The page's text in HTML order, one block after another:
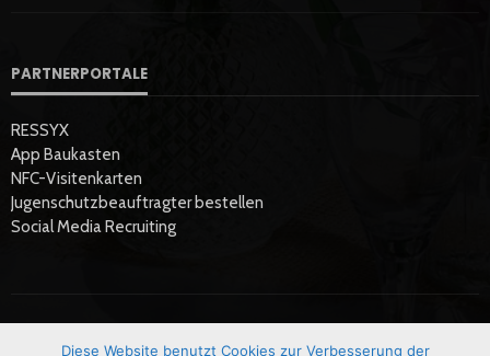
PARTNERPORTALE
RESSYX
App Baukasten
NFC-Visitenkarten
Jugenschutzbeauftragter bestellen
Social Media Recruiting
Diese Website benutzt Cookies zur Verbesserung der